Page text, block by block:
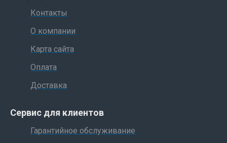
Контакты
О компании
Карта сайта
Оплата
Доставка
Сервис для клиентов
Гарантийное обслуживание